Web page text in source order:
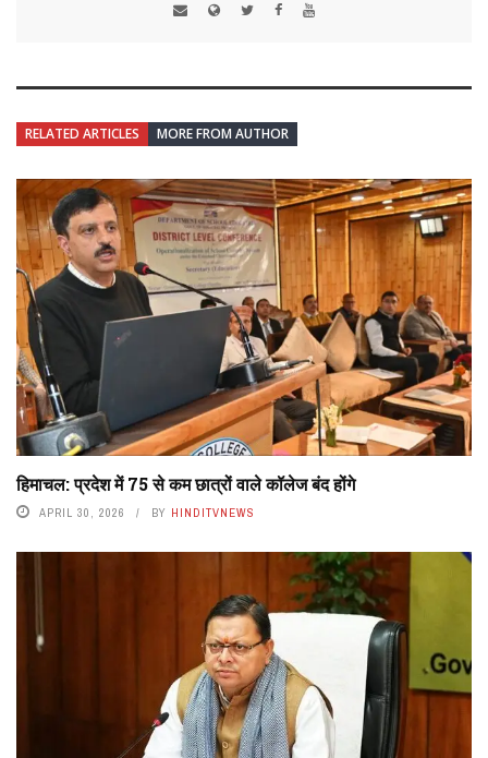
RELATED ARTICLES MORE FROM AUTHOR
हिमाचल: प्रदेश में 75 से कम छात्रों वाले कॉलेज बंद होंगे
APRIL 30, 2026 BY HINDITVNEWS